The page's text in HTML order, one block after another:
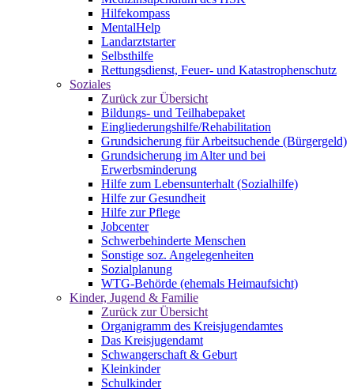
Hilfekompass
MentalHelp
Landarztstarter
Selbsthilfe
Rettungsdienst, Feuer- und Katastrophenschutz
Soziales
Zurück zur Übersicht
Bildungs- und Teilhabepaket
Eingliederungshilfe/Rehabilitation
Grundsicherung für Arbeitsuchende (Bürgergeld)
Grundsicherung im Alter und bei
Erwerbsminderung
Hilfe zum Lebensunterhalt (Sozialhilfe)
Hilfe zur Gesundheit
Hilfe zur Pflege
Jobcenter
Schwerbehinderte Menschen
Sonstige soz. Angelegenheiten
Sozialplanung
WTG-Behörde (ehemals Heimaufsicht)
Kinder, Jugend & Familie
Zurück zur Übersicht
Organigramm des Kreisjugendamtes
Das Kreisjugendamt
Schwangerschaft & Geburt
Kleinkinder
Schulkinder